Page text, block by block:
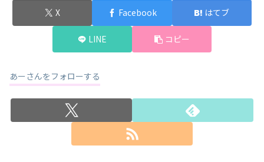
X Facebook はてブ
LINE コピー
あーさんをフォローする